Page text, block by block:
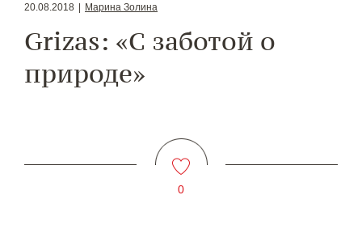
20.08.2018 Марина Золина
Grizas: «С заботой о
природе»
0